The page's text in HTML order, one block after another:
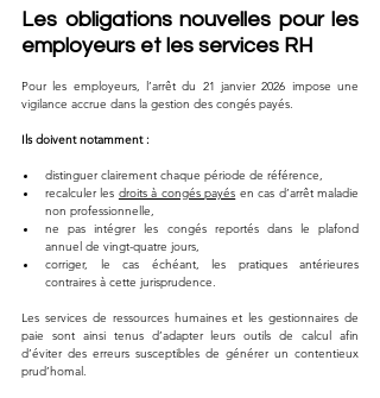
Les obligations nouvelles pour les
employeurs et les services RH
Pour les employeurs, l’arrêt du 21 janvier 2026 impose une
vigilance accrue dans la gestion des congés payés.
Ils doivent notamment :
distinguer clairement chaque période de référence,
recalculer les droits à congés payés en cas d’arrêt maladie
non professionnelle,
ne pas intégrer les congés reportés dans le plafond
annuel de vingt-quatre jours,
corriger, le cas échéant, les pratiques antérieures
contraires à cette jurisprudence.
Les services de ressources humaines et les gestionnaires de
paie sont ainsi tenus d’adapter leurs outils de calcul afin
d’éviter des erreurs susceptibles de générer un contentieux
prud’homal.